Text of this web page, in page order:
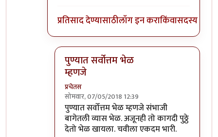
प्रतिसाद देण्यासाठीलॉग इन कराकिंवासदस्य व्हा
पुण्यात सर्वोत्तम भेळ
म्हणजे
प्रचेतस
सोमवार, 07/05/2018 12:39
In reply toपुढच्या पिढीला ते चालवता आले
पुण्यात सर्वोत्तम भेळ म्हणजे संभाजी
बागेतली व्यास भेळ. अजूनही तो कागदी पुठ्ठे
देतो भेळ खायला. चवीला एकदम भारी.